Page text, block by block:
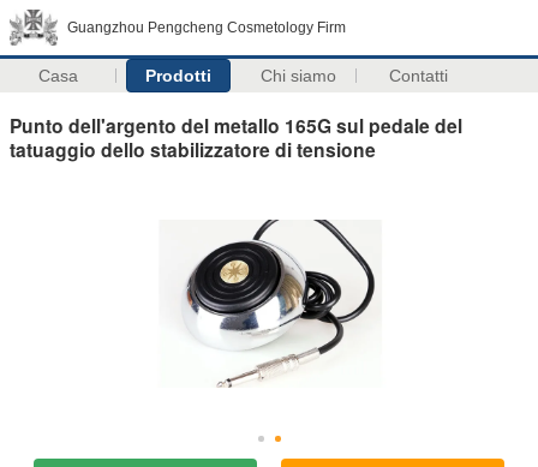
Guangzhou Pengcheng Cosmetology Firm
Casa Prodotti Chi siamo Contatti
Punto dell'argento del metallo 165G sul pedale del
tatuaggio dello stabilizzatore di tensione